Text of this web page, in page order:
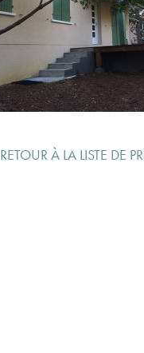
RETOUR À LA LISTE DE